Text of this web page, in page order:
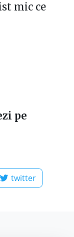
mic ce
pe
twitter